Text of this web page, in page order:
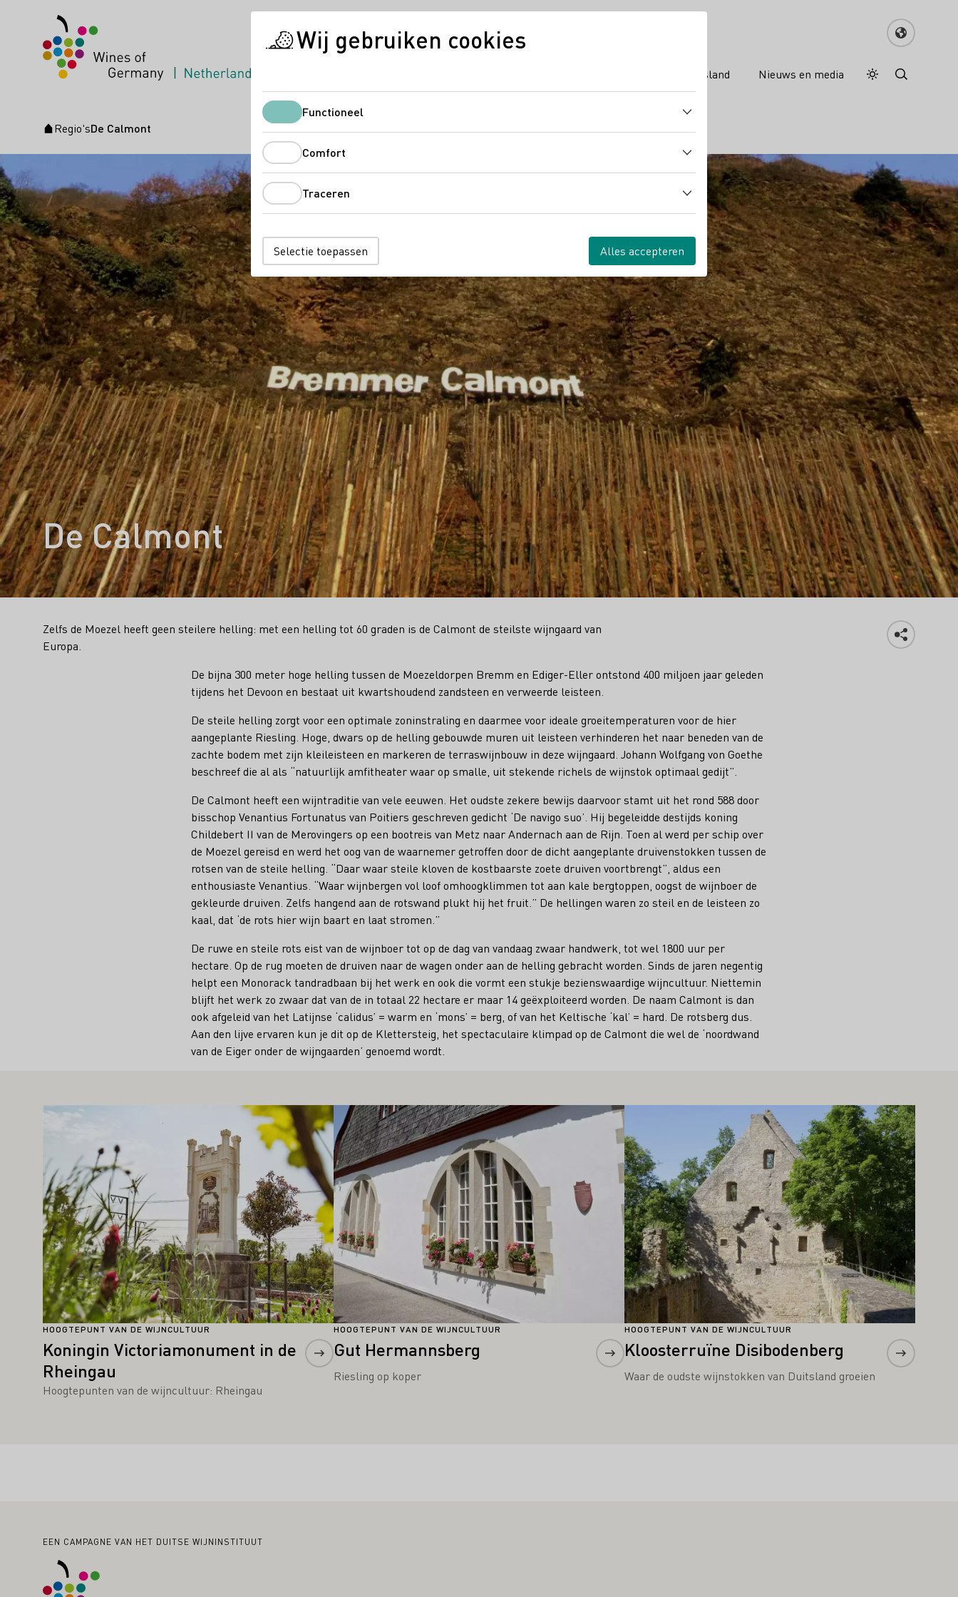
Digitale wijnreisgids Duitsland Nieuws en media Dagstand
Darkmode
Startpagina
Regio'sDe Calmont
De Calmont
Zelfs de Moezel heeft geen steilere helling: met een helling tot 60 graden is de Calmont de steilste wijngaard van
Europa.
De bijna 300 meter hoge helling tussen de Moezeldorpen Bremm en Ediger-Eller ontstond 400 miljoen jaar geleden
tijdens het Devoon en bestaat uit kwartshoudend zandsteen en verweerde leisteen.
De steile helling zorgt voor een optimale zoninstraling en daarmee voor ideale groeitemperaturen voor de hier
aangeplante Riesling. Hoge, dwars op de helling gebouwde muren uit leisteen verhinderen het naar beneden van de
zachte bodem met zijn kleileisteen en markeren de terraswijnbouw in deze wijngaard. Johann Wolfgang von Goethe
beschreef die al als “natuurlijk amfitheater waar op smalle, uit stekende richels de wijnstok optimaal gedijt”.
De Calmont heeft een wijntraditie van vele eeuwen. Het oudste zekere bewijs daarvoor stamt uit het rond 588 door
bisschop Venantius Fortunatus van Poitiers geschreven gedicht ‘De navigo suo’. Hij begeleidde destijds koning
Childebert II van de Merovingers op een bootreis van Metz naar Andernach aan de Rijn. Toen al werd per schip over
de Moezel gereisd en werd het oog van de waarnemer getroffen door de dicht aangeplante druivenstokken tussen de
rotsen van de steile helling. “Daar waar steile kloven de kostbaarste zoete druiven voortbrengt”, aldus een
enthousiaste Venantius. “Waar wijnbergen vol loof omhoogklimmen tot aan kale bergtoppen, oogst de wijnboer de
gekleurde druiven. Zelfs hangend aan de rotswand plukt hij het fruit.” De hellingen waren zo steil en de leisteen zo
kaal, dat ‘de rots hier wijn baart en laat stromen.”
De ruwe en steile rots eist van de wijnboer tot op de dag van vandaag zwaar handwerk, tot wel 1800 uur per
hectare. Op de rug moeten de druiven naar de wagen onder aan de helling gebracht worden. Sinds de jaren negentig
helpt een Monorack tandradbaan bij het werk en ook die vormt een stukje bezienswaardige wijncultuur. Niettemin
blijft het werk zo zwaar dat van de in totaal 22 hectare er maar 14 geëxploiteerd worden. De naam Calmont is dan
ook afgeleid van het Latijnse ‘calidus’ = warm en ‘mons’ = berg, of van het Keltische ‘kal’ = hard. De rotsberg dus.
Aan den lijve ervaren kun je dit op de Klettersteig, het spectaculaire klimpad op de Calmont die wel de ‘noordwand
van de Eiger onder de wijngaarden’ genoemd wordt.
U OOK INTERESSEREN
HOOGTEPUNT VAN DE WIJNCULTUUR
Koningin Victoriamonument in de
Rheingau
Hoogtepunten van de wijncultuur: Rheingau
Meer informatie
HOOGTEPUNT VAN DE WIJNCULTUUR
Gut Hermannsberg
Riesling op koper
Meer informatie
HOOGTEPUNT VAN DE WIJNCULTUUR
Kloosterruïne Disibodenberg
Waar de oudste wijnstokken van Duitsland groeien
Meer informatie
Voettekst
EEN CAMPAGNE VAN HET DUITSE WIJNINSTITUUT
Wij gebruiken cookies
FunctioneelFunctioneel
Comfort
Traceren
Selectie toepassen Alles accepteren